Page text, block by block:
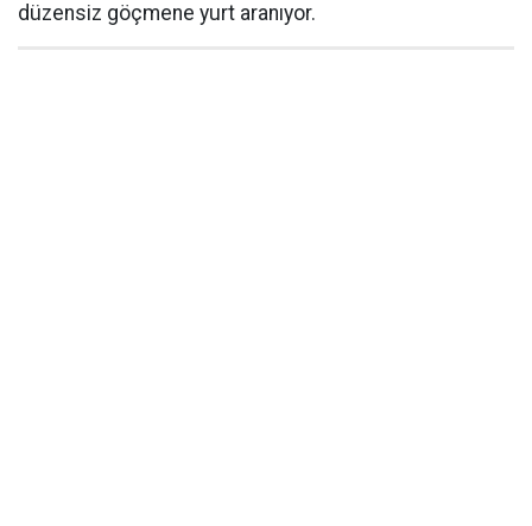
düzensiz göçmene yurt aranıyor.